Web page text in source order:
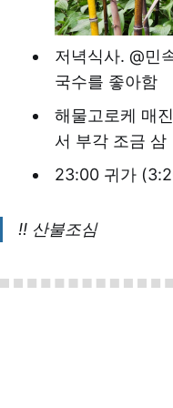
저녁식사. @민
국수를 좋아함
해물고로케 매
서 부각 조금 삼
23:00 귀가
!! 산불조심